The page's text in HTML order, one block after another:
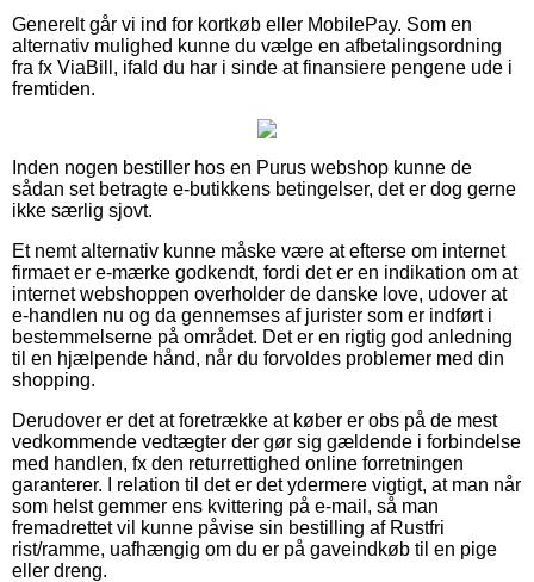
Generelt går vi ind for kortkøb eller MobilePay. Som en
alternativ mulighed kunne du vælge en afbetalingsordning
fra fx ViaBill, ifald du har i sinde at finansiere pengene ude i
fremtiden.
Inden nogen bestiller hos en Purus webshop kunne de
sådan set betragte e-butikkens betingelser, det er dog gerne
ikke særlig sjovt.
Et nemt alternativ kunne måske være at efterse om internet
firmaet er e-mærke godkendt, fordi det er en indikation om at
internet webshoppen overholder de danske love, udover at
e-handlen nu og da gennemses af jurister som er indført i
bestemmelserne på området. Det er en rigtig god anledning
til en hjælpende hånd, når du forvoldes problemer med din
shopping.
Derudover er det at foretrække at køber er obs på de mest
vedkommende vedtægter der gør sig gældende i forbindelse
med handlen, fx den returrettighed online forretningen
garanterer. I relation til det er det ydermere vigtigt, at man når
som helst gemmer ens kvittering på e-mail, så man
fremadrettet vil kunne påvise sin bestilling af Rustfri
rist/ramme, uafhængig om du er på gaveindkøb til en pige
eller dreng.